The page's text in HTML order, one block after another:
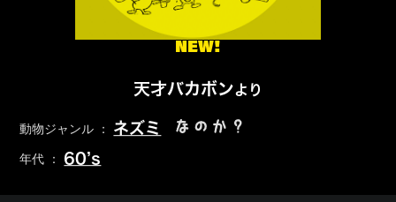
NEW!
天才バカボンより
動物ジャンル ： ネズミ なのか？
年代 ： 60’s